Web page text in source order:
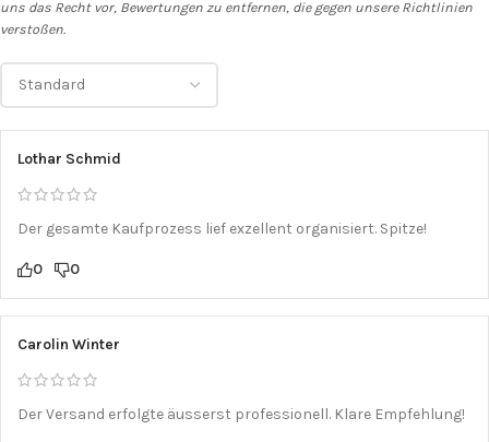
uns das Recht vor, Bewertungen zu entfernen, die gegen unsere Richtlinien
verstoßen.
Lothar Schmid
Der gesamte Kaufprozess lief exzellent organisiert. Spitze!
0 0
Carolin Winter
Der Versand erfolgte äusserst professionell. Klare Empfehlung!